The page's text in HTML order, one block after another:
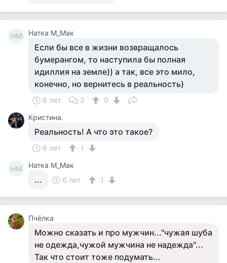
НМ Натка М_Мак
Если бы все в жизни возвращалось
бумерангом, то наступила бы полная
идиллия на земле)) а так, все это мило,
конечно, но вернитесь в реальность)
6 лет 2
0
Кристина.
Реальность! А что это такое?
6 лет 1
НМ Натка М_Мак
... 6 лет 1
Пчёлка
Можно сказать и про мужчин..."чужая шуба
не одежда,чужой мужчина не надежда"...
Так что стоит тоже подумать...